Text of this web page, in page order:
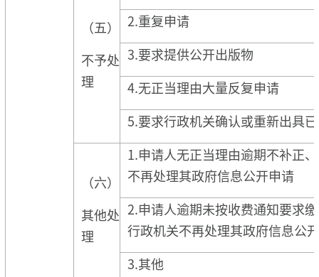
（五）
不予处
理
2.重复申请
3.要求提供公开出版物
4.无正当理由大量反复申请
5.要求行政机关确认或重新出具
（六）
其他处
理
1.申请人无正当理由逾期不补正
不再处理其政府信息公开申请
2.申请人逾期未按收费通知要求
行政机关不再处理其政府信息公
3.其他